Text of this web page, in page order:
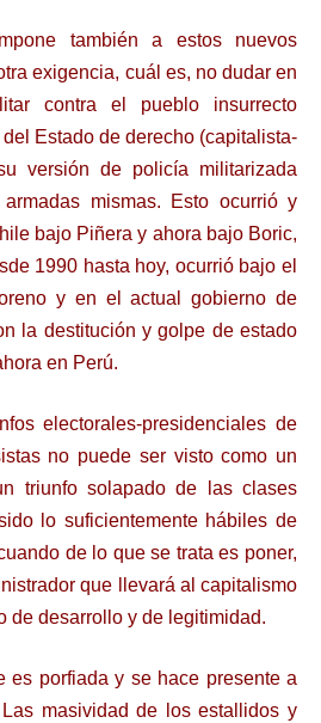
también a estos nuevos
exigencia, cuál es, no dudar en
contra el pueblo insurrecto
Estado de derecho (capitalista-
versión de policía militarizada
mismas. Esto ocurrió y
bajo Piñera y ahora bajo Boric,
1990 hasta hoy, ocurrió bajo el
y en el actual gobierno de
la destitución y golpe de estado
en Perú.
electorales-presidenciales de
no puede ser visto como un
triunfo solapado de las clases
lo suficientemente hábiles de
de lo que se trata es poner,
que llevará al capitalismo
de desarrollo y de legitimidad.
es porfiada y se hace presente a
masividad de los estallidos y